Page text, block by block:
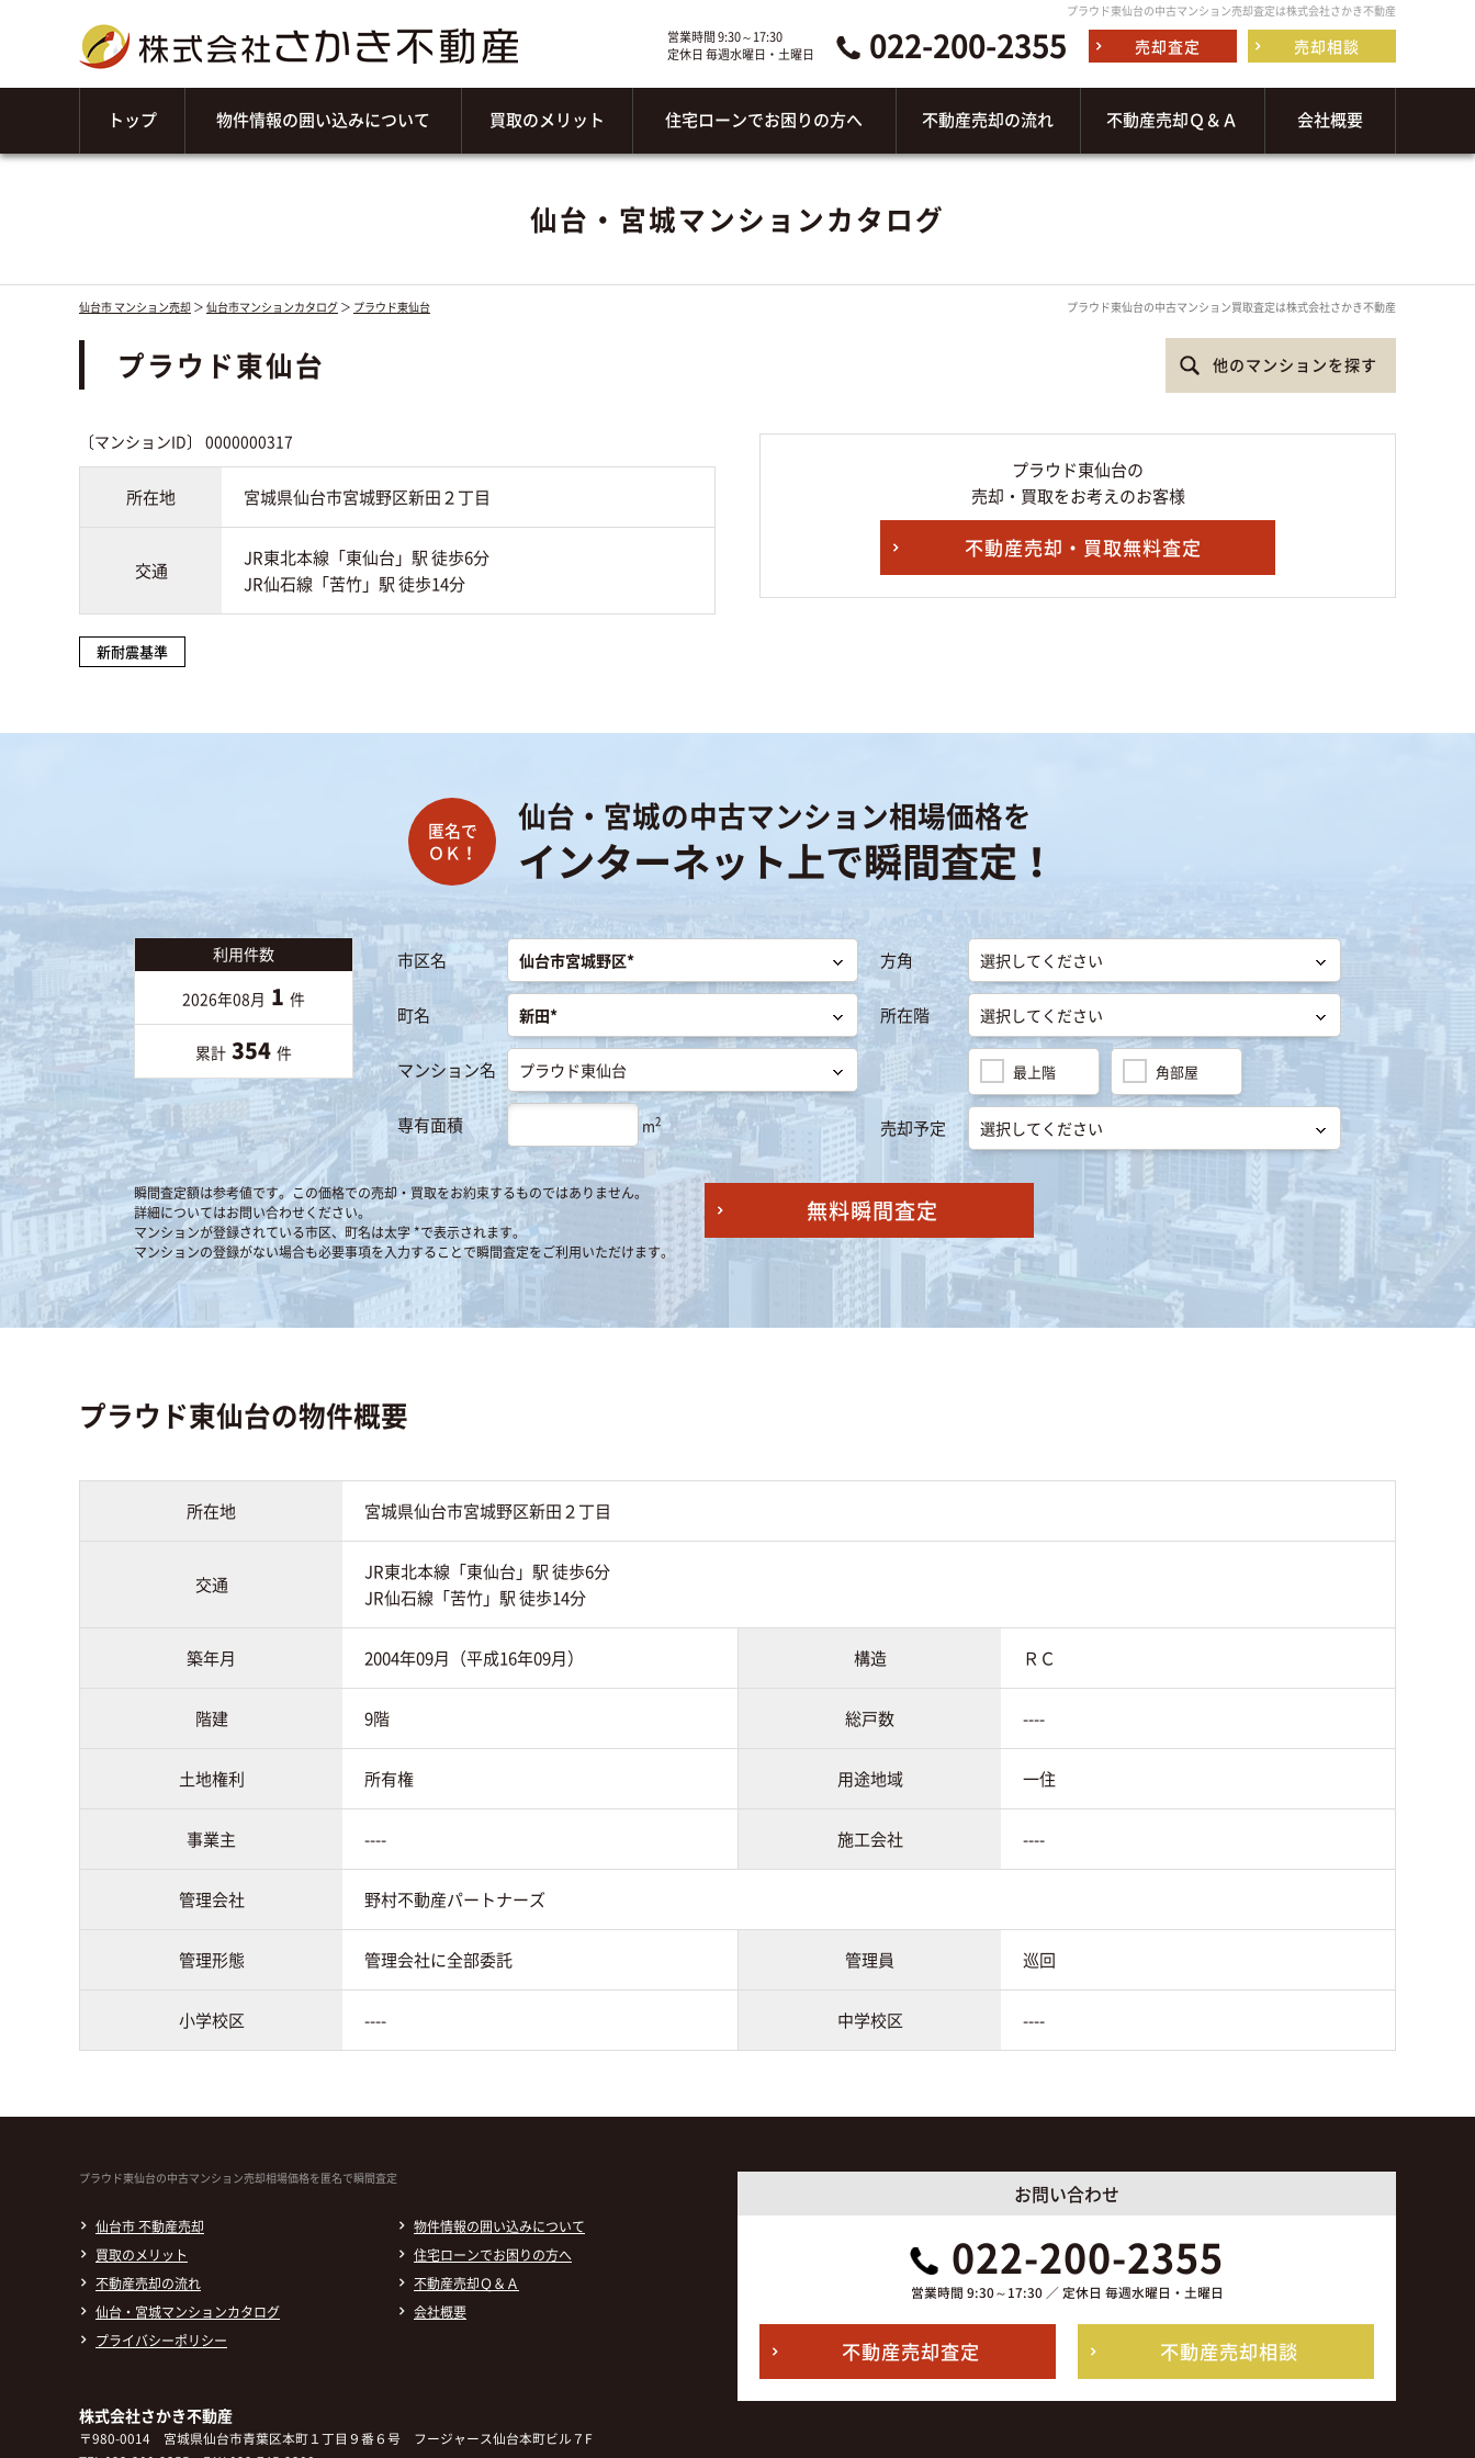
プラウド東仙台の中古マンション売却査定は株式会社さかき不動産
営業時間 9:30～17:30
定休日 毎週水曜日・土曜日
022-200-2355 売却査定 売却相談
トップ 物件情報の囲い込みについて 買取のメリット 住宅ローンでお困りの方へ 不動産売却の流れ 不動産売却Ｑ＆Ａ 会社概要
仙台・宮城マンションカタログ
仙台市 マンション売却 ＞ 仙台市マンションカタログ ＞ プラウド東仙台 プラウド東仙台の中古マンション買取査定は株式会社さかき不動産
プラウド東仙台 他のマンションを探す
〔マンションID〕 0000000317
所在地 宮城県仙台市宮城野区新田２丁目
交通
JR東北本線「東仙台」駅 徒歩6分
JR仙石線「苦竹」駅 徒歩14分
新耐震基準
プラウド東仙台の
売却・買取をお考えのお客様
不動産売却・買取無料査定
仙台・宮城の中古マンション相場価格を
インターネット上で瞬間査定！
利用件数
2026年08月 1 件
累計 354 件
市区名
町名
マンション名
専有面積 m2
方角
所在階
最上階 角部屋
売却予定
無料瞬間査定
瞬間査定額は参考値です。この価格での売却・買取をお約束するものではありません。
詳細についてはお問い合わせください。
マンションが登録されている市区、町名は太字 *で表示されます。
マンションの登録がない場合も必要事項を入力することで瞬間査定をご利用いただけます。
プラウド東仙台の物件概要
所在地 宮城県仙台市宮城野区新田２丁目
交通
JR東北本線「東仙台」駅 徒歩6分
JR仙石線「苦竹」駅 徒歩14分
築年月 2004年09月（平成16年09月） 構造 ＲＣ
階建 9階 総戸数 ----
土地権利 所有権 用途地域 一住
事業主 ---- 施工会社 ----
管理会社 野村不動産パートナーズ
管理形態 管理会社に全部委託 管理員 巡回
小学校区 ---- 中学校区 ----
お問い合わせ
022-200-2355
営業時間 9:30～17:30 ／ 定休日 毎週水曜日・土曜日
不動産売却査定 不動産売却相談
プラウド東仙台の中古マンション売却相場価格を匿名で瞬間査定
仙台市 不動産売却
物件情報の囲い込みについて
買取のメリット
住宅ローンでお困りの方へ
不動産売却の流れ
不動産売却Ｑ＆Ａ
仙台・宮城マンションカタログ
会社概要
プライバシーポリシー
株式会社さかき不動産
〒980-0014 宮城県仙台市青葉区本町１丁目９番６号 フージャース仙台本町ビル７F